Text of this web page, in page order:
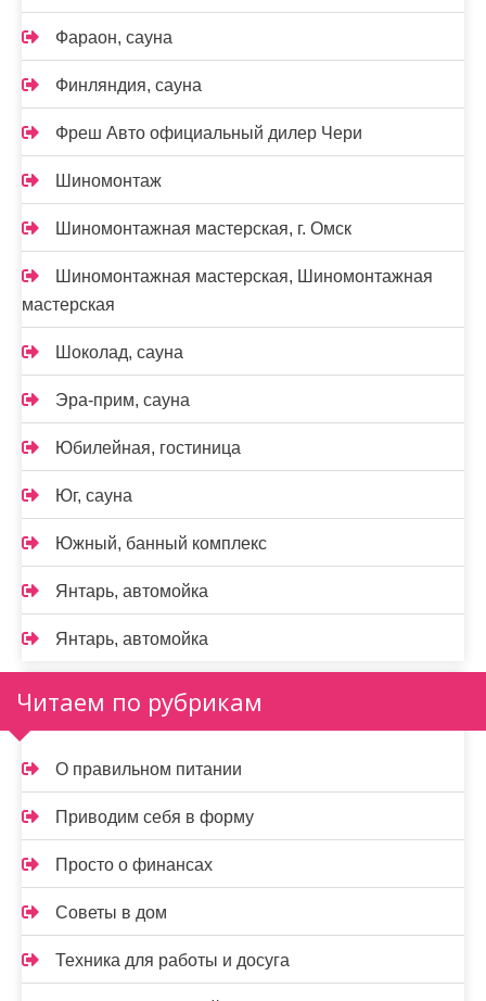
Фараон, сауна
Финляндия, сауна
Фреш Авто официальный дилер Чери
Шиномонтаж
Шиномонтажная мастерская, г. Омск
Шиномонтажная мастерская, Шиномонтажная
мастерская
Шоколад, сауна
Эра-прим, сауна
Юбилейная, гостиница
Юг, сауна
Южный, банный комплекс
Янтарь, автомойка
Янтарь, автомойка
Читаем по рубрикам
О правильном питании
Приводим себя в форму
Просто о финансах
Советы в дом
Техника для работы и досуга